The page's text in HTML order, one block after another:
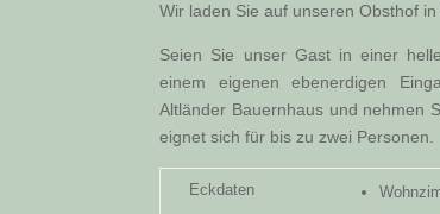
Wir laden Sie auf unseren Obsthof
Seien Sie unser Gast in einer
einem eigenen ebenerdigen
Altländer Bauernhaus und nehmen
eignet sich für bis zu zwei Personen.
Eckdaten